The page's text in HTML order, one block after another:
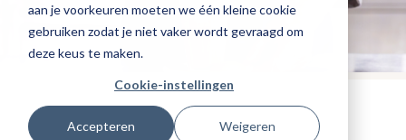
aan je voorkeuren moeten we één kleine cookie
gebruiken zodat je niet vaker wordt gevraagd om
deze keus te maken.
Cookie-instellingen
Accepteren Weigeren
Tags:promotioneel,dessert
Gepubliceerd op: 6 januari 2026